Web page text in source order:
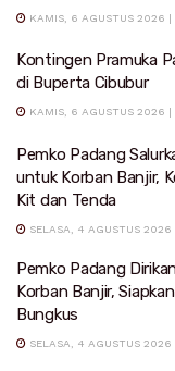
KAMIS, 6 AGUSTUS 2026
Kontingen Pramuka
di Buperta Cibubur
KAMIS, 6 AGUSTUS 2026
Pemko Padang
untuk Korban Banjir,
Kit dan Tenda
SELASA, 4 AGUSTUS 2026
Pemko Padang
Korban Banjir,
Bungkus
SELASA, 4 AGUSTUS 2026